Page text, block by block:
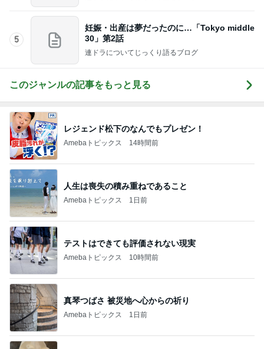
5
妊娠・出産は夢だったのに…「Tokyo middle
30」第2話
連ドラについてじっくり語るブログ
このジャンルの記事をもっと見る
レジェンド松下のなんでもプレゼン！
Amebaトピックス 14時間前
人生は喪失の積み重ねであること
Amebaトピックス 1日前
テストはできても評価されない現実
Amebaトピックス 10時間前
真琴つばさ 被災地へ心からの祈り
Amebaトピックス 1日前